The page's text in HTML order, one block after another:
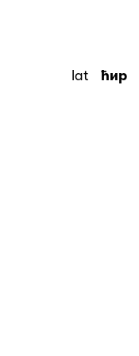
lat ћир